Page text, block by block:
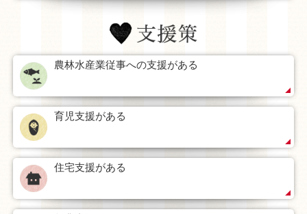
農林水産業従事への支援がある
育児支援がある
住宅支援がある